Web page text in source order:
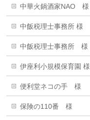
中華火鍋酒家NAO 様
中飯税理士事務所 様
中飯税理士事務所 様
伊座利小規模保育園 様
便利堂ネコの手 様
保険の110番 様